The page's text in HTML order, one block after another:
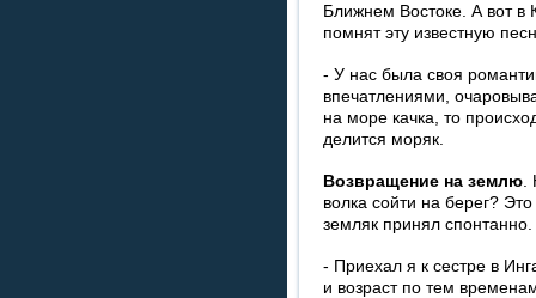
Ближнем Востоке. А вот в
помнят эту известную
- У нас была своя
впечатлениями,
на море качка, то
делится моряк.
Возвращение на землю
волка сойти на берег?
земляк принял спонтанно.
- Приехал я к сестре в
и возраст по тем